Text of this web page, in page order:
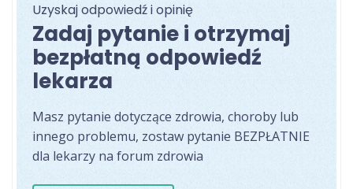
Uzyskaj odpowiedź i opinię
Zadaj pytanie i otrzymaj
bezpłatną odpowiedź
lekarza
Masz pytanie dotyczące zdrowia, choroby lub
innego problemu, zostaw pytanie BEZPŁATNIE
dla lekarzy na forum zdrowia